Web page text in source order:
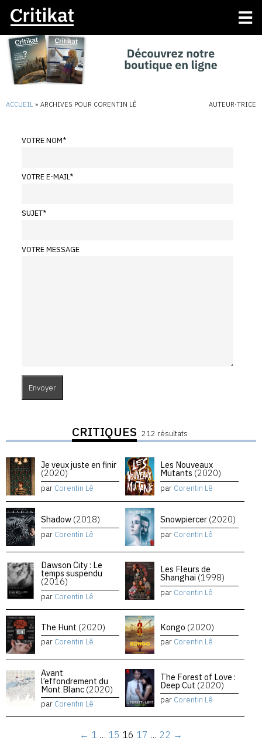
ACCUEIL » ARCHIVES POUR CORENTIN LÊ AUTEUR·TRICE
VOTRE NOM*
VOTRE E-MAIL*
SUJET*
VOTRE MESSAGE
CRITIQUES 212 résultats
Je veux juste en finir
(2020)
par Corentin Lê
Les Nouveaux
Mutants (2020)
par Corentin Lê
Shadow (2018)
par Corentin Lê
Snowpiercer (2020)
par Corentin Lê
Dawson City : Le
temps suspendu
(2016)
par Corentin Lê
Les Fleurs de
Shanghai (1998)
par Corentin Lê
The Hunt (2020)
par Corentin Lê
Kongo (2020)
par Corentin Lê
Avant
l’effondrement du
Mont Blanc (2020)
par Corentin Lê
The Forest of Love :
Deep Cut (2020)
par Corentin Lê
← 1 … 15 16 17 … 22 →